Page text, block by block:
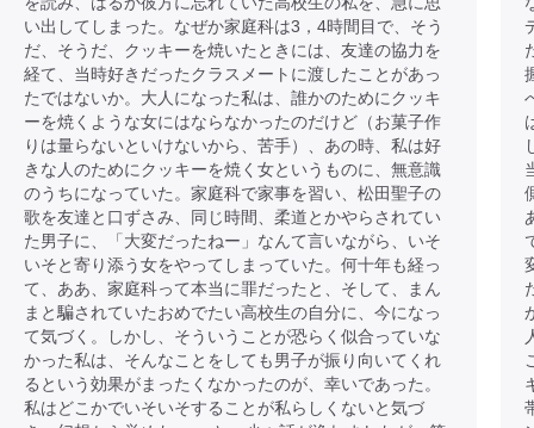
い出してしまった。なぜか家庭科は3，4時間目で、そう
だ、そうだ、クッキーを焼いたときには、友達の協力を
経て、当時好きだったクラスメートに渡したことがあっ
たではないか。大人になった私は、誰かのためにクッキ
ーを焼くような女にはならなかったのだけど（お菓子作
りは量らないといけないから、苦手）、あの時、私は好
きな人のためにクッキーを焼く女というものに、無意識
のうちになっていた。家庭科で家事を習い、松田聖子の
歌を友達と口ずさみ、同じ時間、柔道とかやらされてい
た男子に、「大変だったねー」なんて言いながら、いそ
いそと寄り添う女をやってしまっていた。何十年も経っ
て、ああ、家庭科って本当に罪だったと、そして、まん
まと騙されていたおめでたい高校生の自分に、今になっ
て気づく。しかし、そういうことが恐らく似合っていな
かった私は、そんなことをしても男子が振り向いてくれ
るという効果がまったくなかったのが、幸いであった。
私はどこかでいそいそすることが私らしくないと気づ